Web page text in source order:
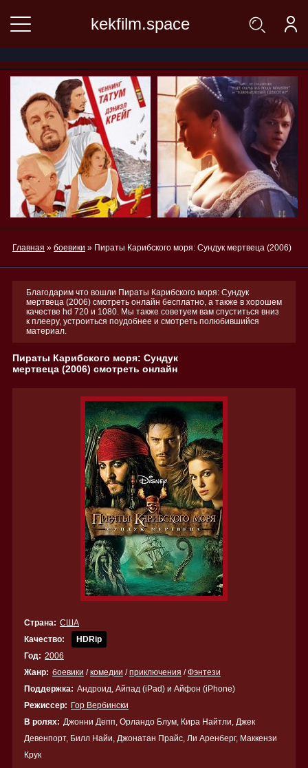
kekfilm.space
Главная » боевики » Пираты Карибского моря: Сундук мертвеца (2006)
Благодарим что вошли Пираты Карибского моря: Сундук
мертвеца (2006) смотреть онлайн бесплатно, а также в хорошем
качестве hd 720 и 1080. Мы также советуем вам спуститься вниз
к плееру, устроиться поудобнее и смотреть полюбившийся
материал.
Пираты Карибского моря: Сундук
мертвеца (2006) смотреть онлайн
Страна: США
Качество:
HDRip
Год: 2006
Жанр: боевики /комедии /приключения /Фэнтези
Поддержка: Андроид, Айпад (iPad) и Айфон (iPhone)
Режиссер: Гор Вербински
В ролях: Джонни Депп, Орландо Блум, Кира Найтли, Джек
Девенпорт, Билл Найи, Джонатан Прайс, Ли Аренберг, Маккензи
Крук